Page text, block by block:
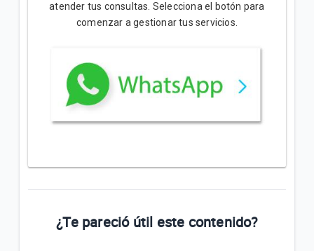
atender tus consultas. Selecciona el botón para
comenzar a gestionar tus servicios.
¿Te pareció útil este contenido?